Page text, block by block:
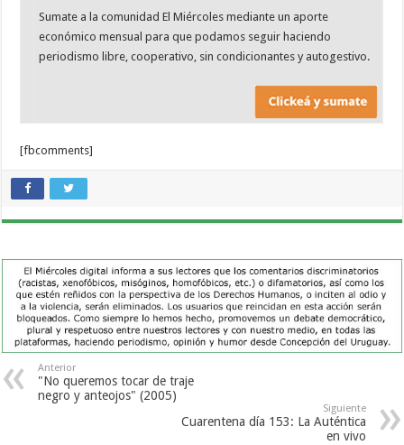
Sumate a la comunidad El Miércoles mediante un aporte
económico mensual para que podamos seguir haciendo
periodismo libre, cooperativo, sin condicionantes y autogestivo.
[fbcomments]
Anterior
"No queremos tocar de traje
negro y anteojos" (2005)
Siguiente
Cuarentena día 153: La Auténtica
en vivo